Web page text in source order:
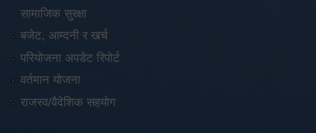
सामाजिक सुरक्षा
बजेट, आम्दनी र खर्च
परियोजना अपडेट रिपोर्ट
वर्तमान योजना
राजस्व/वैदेशिक सहयोग